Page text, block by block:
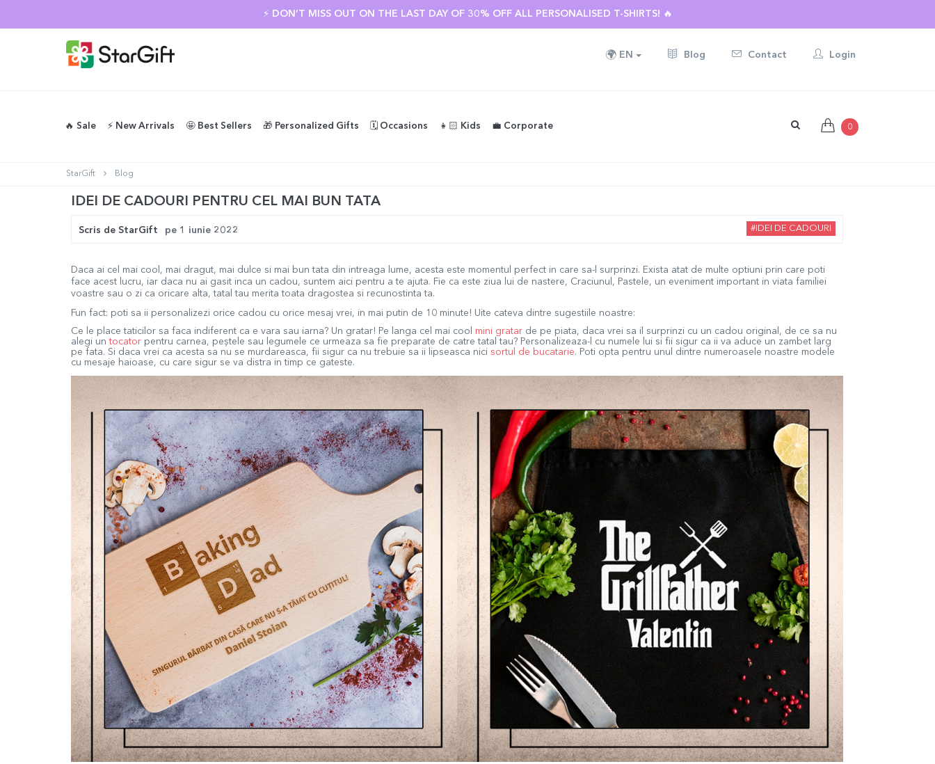
SUMMER SALE 🌴 UP TO 40% OFF OVER 100 PERSONALISED GIFTS ☀️
🌍 EN Blog Contact Login
🔥 Sale ⚡️ New Arrivals 🤩 Best Sellers 🎁 Personalized Gifts 🗓️ Occasions 👧🏻 Kids 💼 Corporate 0
StarGift Blog
IDEI DE CADOURI PENTRU CEL MAI BUN TATA
Scris de StarGift pe 1 iunie 2022 #IDEI DE CADOURI
Daca ai cel mai cool, mai dragut, mai dulce si mai bun tata din intreaga lume, acesta este momentul perfect in care sa-l surprinzi. Exista atat de multe optiuni prin care poti
face acest lucru, iar daca nu ai gasit inca un cadou, suntem aici pentru a te ajuta. Fie ca este ziua lui de nastere, Craciunul, Pastele, un eveniment important in viata familiei
voastre sau o zi ca oricare alta, tatal tau merita toata dragostea si recunostinta ta.
Fun fact: poti sa ii personalizezi orice cadou cu orice mesaj vrei, in mai putin de 10 minute! Uite cateva dintre sugestiile noastre:
Ce le place taticilor sa faca indiferent ca e vara sau iarna? Un gratar! Pe langa cel mai cool mini gratar de pe piata, daca vrei sa il surprinzi cu un cadou original, de ce sa nu
alegi untocator pentru carnea, peștele sau legumele ce urmeaza sa fie preparate de catre tatal tau? Personalizeaza-l cu numele lui si fii sigur ca ii va aduce un zambet larg
pe fata. Si daca vrei ca acesta sa nu se murdareasca, fii sigur ca nu trebuie sa ii lipseasca nici sortul de bucatarie. Poti opta pentru unul dintre numeroasele noastre modele
cu mesaje haioase, cu care sigur se va distra in timp ce gateste.